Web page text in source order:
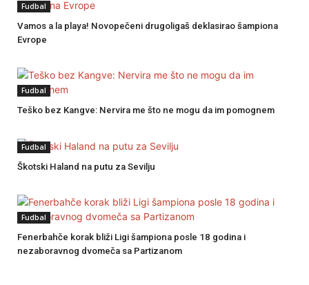
Fudbal
Vamos a la playa! Novopečeni drugoligaš deklasirao šampiona
Evrope
Fudbal
Teško bez Kangve: Nervira me što ne mogu da im pomognem
Fudbal
Škotski Haland na putu za Sevilju
Fudbal
Fenerbahče korak bliži Ligi šampiona posle 18 godina i
nezaboravnog dvomeča sa Partizanom